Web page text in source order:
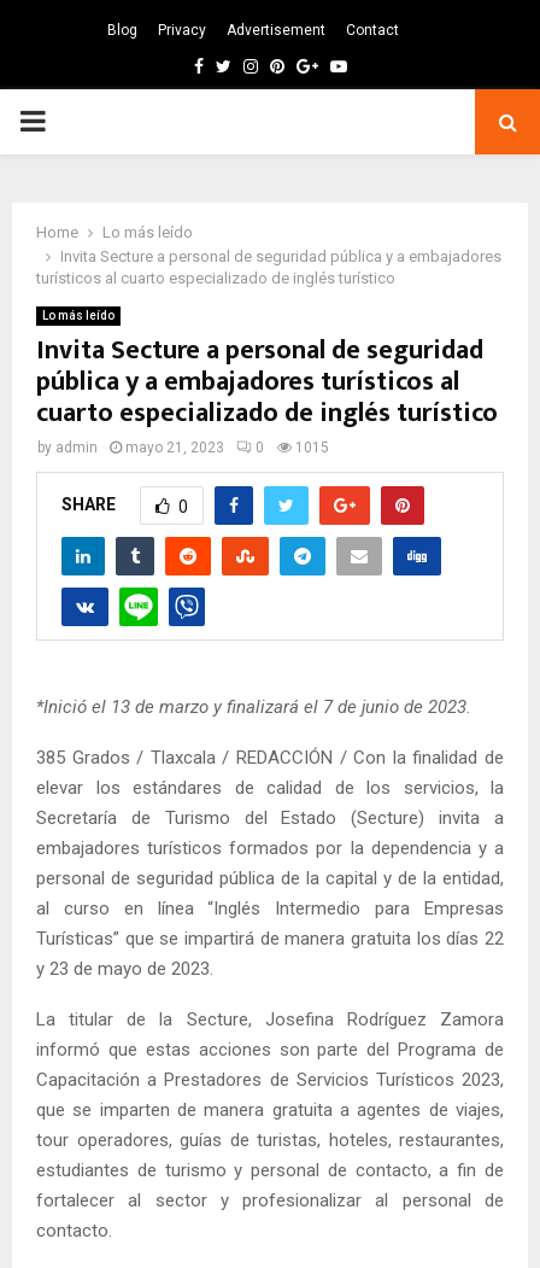
Blog Privacy Advertisement Contact
Facebook
TwitterInstagram
Pinterest
GoogleYoutube
PRIMARY
Home
Lo más leído
Invita Secture a personal de seguridad pública y a embajadores
turísticos al cuarto especializado de inglés turístico
Lo más leído
Invita Secture a personal de seguridad
pública y a embajadores turísticos al
cuarto especializado de inglés turístico
by admin mayo 21, 2023 0 1015
SHARE 0
*Inició el 13 de marzo y finalizará el 7 de junio de 2023
385 Grados / Tlaxcala / REDACCIÓN / Con la finalidad de
elevar los estándares de calidad de los servicios, la
Secretaría de Turismo del Estado (Secture) invita a
embajadores turísticos formados por la dependencia y a
personal de seguridad pública de la capital y de la entidad,
al curso en línea “Inglés Intermedio para Empresas
Turísticas” que se impartirá de manera gratuita los días 22
y 23 de mayo de 2023.
La titular de la Secture, Josefina Rodríguez Zamora
informó que estas acciones son parte del Programa de
Capacitación a Prestadores de Servicios Turísticos 2023,
que se imparten de manera gratuita a agentes de viajes,
tour operadores, guías de turistas, hoteles, restaurantes,
estudiantes de turismo y personal de contacto, a fin de
fortalecer al sector y profesionalizar al personal de
contacto.